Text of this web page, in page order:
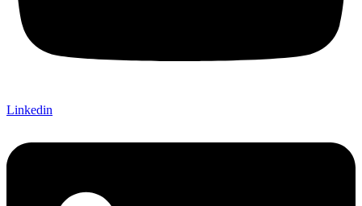
Linkedin